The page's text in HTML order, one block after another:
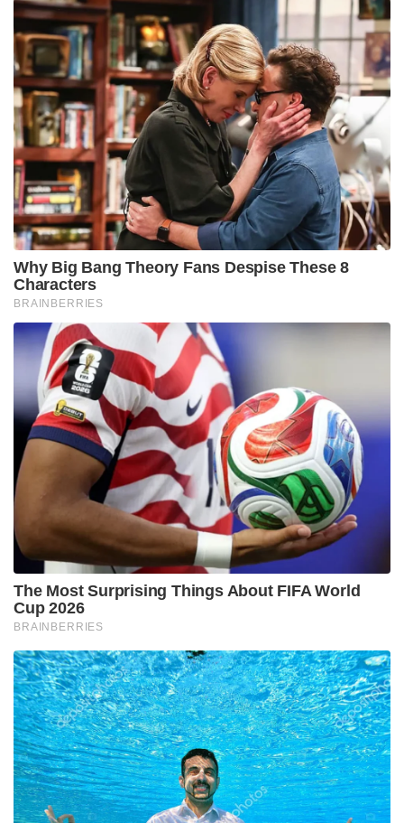
कहानी को बेहतर ढंग से फैलाने की क्षमता के साथ – यहां तक
​​​​कि इन लंबे-रूप अनुकूलन ने किताबों में मूल संस्करणों से कुछ
मोड़ देखे हैं। या तो कथानकों, चरित्र-चित्रणों के संदर्भ में,
पेसिंग में बदलाव, या बैकस्टोरी के संदर्भ में, यह सुनिश्चित करने
का एक प्रयास है कि माध्यम का पूरी तरह से संदेश द्वारा शोषण
किया जाता है, और शायद, इसके विपरीत।
अंततः यही फिल्म निर्माताओं और यहां तक ​​कि लेखकों का
लक्ष्य है; अपने दर्शकों को आकर्षित करने के लिए एक हुक
छोड़ना, उन्हें विस्मय या मंत्रमुग्ध करना, उत्साह या झटका
देना, और उन्हें कला द्वारा प्रदान की जाने वाली रेचन को
महसूस करने की अनुमति देना। आप एक शुद्धतावादी हो सकते
हैं जो अभी भी एक फिल्म पर एक किताब पसंद करते हैं। फिर
भी जब कोई आधुनिक तमिल महाकाव्य की व्याख्या करने का
दुस्साहसिक कार्य करने का साहस करता हैपोन्नियिन सेल्वान
स्क्रीन के लिए, यह शायद कुछ ऐसा है जिसे कल्कि कृष्णमूर्ति
ने खुद देखने की उम्मीद की होगी। जिज्ञासा आपका मार्गदर्शन
करे… और यदि आप खुश नहीं हैं, तो घर वापस जाने के लिए
हमेशा एक किताब है।